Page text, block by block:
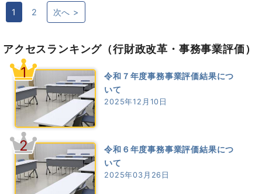
1 2 次へ >
アクセスランキング （行財政改革・事務事業評価）
1
令和７年度事務事業評価結果につ
いて
2025年12月10日
2
令和６年度事務事業評価結果につ
いて
2025年03月26日